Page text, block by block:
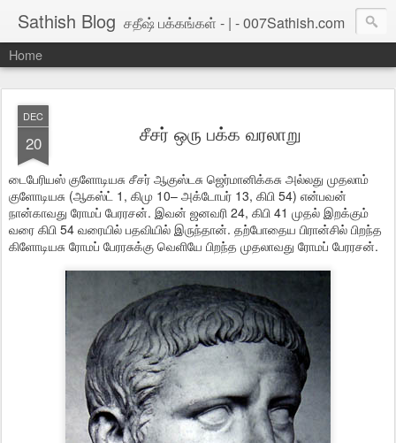
Sathish Blog சதீஷ் பக்கங்கள் - | - 007Sathish.com
Home
DEC
20 சீசர் ஒரு பக்க வரலாறு
டைபேரியஸ் குளோடியசு சீசர் ஆகுஸ்டசு ஜெர்மானிக்கசு அல்லது முதலாம்
குளோடியசு (ஆகஸ்ட் 1, கிமு 10– அக்டோபர் 13, கிபி 54) என்பவன்
நான்காவது ரோமப் பேரரசன். இவன் ஜனவரி 24, கிபி 41 முதல் இறக்கும்
வரை கிபி 54 வரையில் பதவியில் இருந்தான். தற்போதைய பிரான்சில் பிறந்த
கிளோடியசு ரோமப் பேரரசுக்கு வெளியே பிறந்த முதலாவது ரோமப் பேரரசன்.